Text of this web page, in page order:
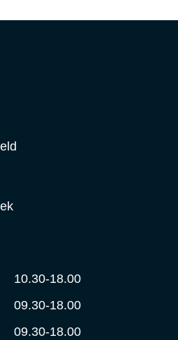
10.30-18.00
09.30-18.00
09.30-18.00